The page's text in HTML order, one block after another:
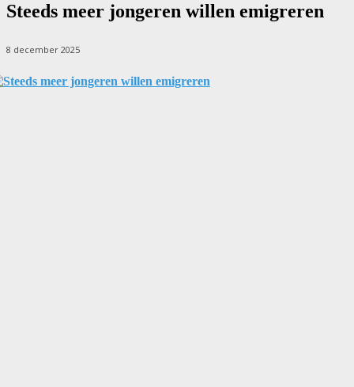
Steeds meer jongeren willen emigreren
8 december 2025